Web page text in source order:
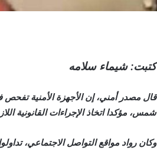
كتبت: شيماء سلامه
قال مصدر أمني، إن الأجهزة الأمنية تفحص
شمس، مؤكدا اتخاذ الإجراءات القانونية
وكان رواد مواقع التواصل الاجتماعي،